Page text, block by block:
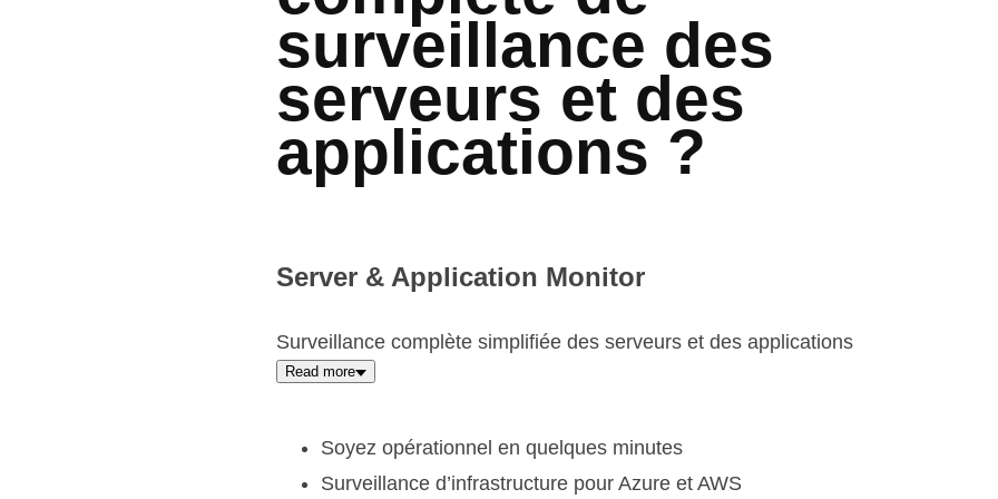
surveillance des
serveurs et des
applications ?
Server & Application Monitor
Surveillance complète simplifiée des serveurs et des applications
Read more
Soyez opérationnel en quelques minutes
Surveillance d’infrastructure pour Azure et AWS